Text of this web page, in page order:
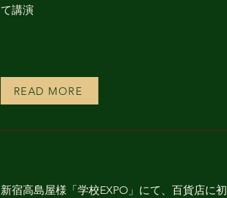
て講演
READ MORE
新宿高島屋様「学校EXPO」にて、百貨店に初